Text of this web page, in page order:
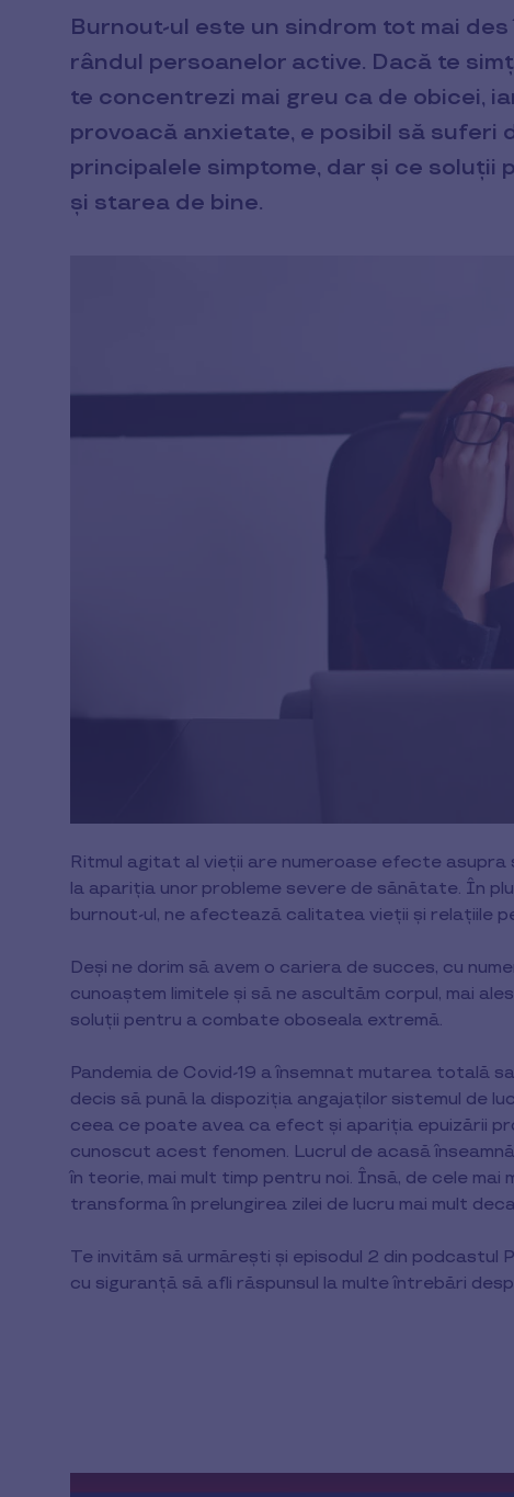
Burnout-ul este un sindrom tot mai
rândul persoanelor active. Dacă te
te concentrezi mai greu ca de obicei,
provoacă anxietate, e posibil să suferi
principalele simptome, dar și ce
și starea de bine.
Ritmul agitat al vieții are numeroase efecte
la apariția unor probleme severe de sănătate. În
burnout-ul, ne afectează calitatea vieții și relațiile
Deși ne dorim să avem o cariera de succes, cu
cunoaștem limitele și să ne ascultăm corpul, mai
soluții pentru a combate oboseala extremă.
Pandemia de Covid-19 a însemnat mutarea totală
decis să pună la dispoziția angajaților sistemul de
ceea ce poate avea ca efect și apariția epuizării
cunoscut acest fenomen. Lucrul de acasă
în teorie, mai mult timp pentru noi. Însă, de cele
transforma în prelungirea zilei de lucru mai mult
Te invităm să urmărești și episodul 2 din podcastul
cu siguranță să afli răspunsul la multe întrebări